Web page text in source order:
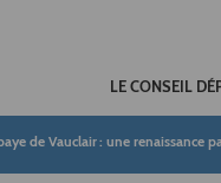
LE CONSEIL
de Vauclair : une renaissance